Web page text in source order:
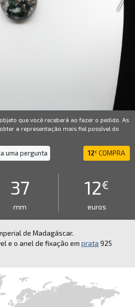
que você receberá ao fazer o pedido. As
a representação mais fiel possível do
uma pergunta 12€ COMPRA
37
mm
12€
euros
de Madagáscar.
e o anel de fixação em prata 925